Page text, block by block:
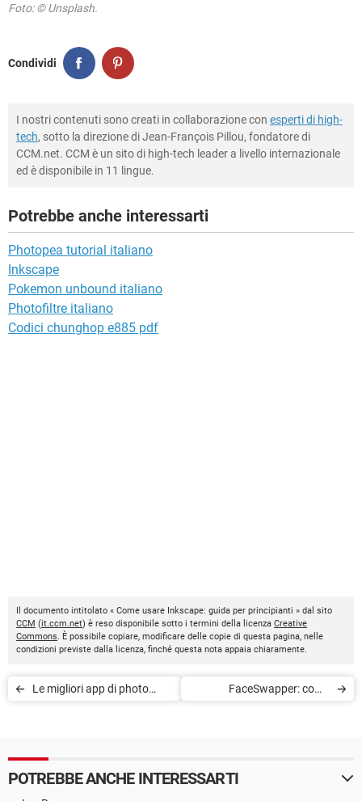
Foto: © Unsplash.
Condividi
I nostri contenuti sono creati in collaborazione con esperti di high-
tech, sotto la direzione di Jean-François Pillou, fondatore di
CCM.net. CCM è un sito di high-tech leader a livello internazionale
ed è disponibile in 11 lingue.
Potrebbe anche interessarti
Photopea tutorial italiano
Inkscape
Pokemon unbound italiano
Photofiltre italiano
Codici chunghop e885 pdf
Il documento intitolato « Come usare Inkscape: guida per principianti » dal sito
CCM (it.ccm.net) è reso disponibile sotto i termini della licenza Creative
Commons. È possibile copiare, modificare delle copie di questa pagina, nelle
condizioni previste dalla licenza, finché questa nota appaia chiaramente.
Le migliori app di photo
FaceSwapper: come
POTREBBE ANCHE INTERESSARTI